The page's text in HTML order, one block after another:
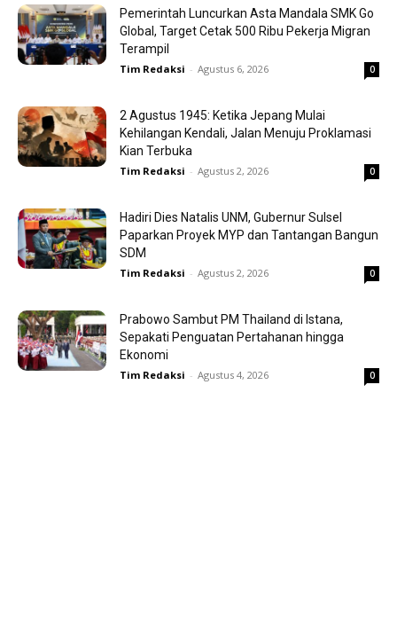
Pemerintah Luncurkan Asta Mandala SMK Go
Global, Target Cetak 500 Ribu Pekerja Migran
Terampil
Tim Redaksi - Agustus 6, 2026 0
2 Agustus 1945: Ketika Jepang Mulai
Kehilangan Kendali, Jalan Menuju Proklamasi
Kian Terbuka
Tim Redaksi - Agustus 2, 2026 0
Hadiri Dies Natalis UNM, Gubernur Sulsel
Paparkan Proyek MYP dan Tantangan Bangun
SDM
Tim Redaksi - Agustus 2, 2026 0
Prabowo Sambut PM Thailand di Istana,
Sepakati Penguatan Pertahanan hingga
Ekonomi
Tim Redaksi - Agustus 4, 2026 0